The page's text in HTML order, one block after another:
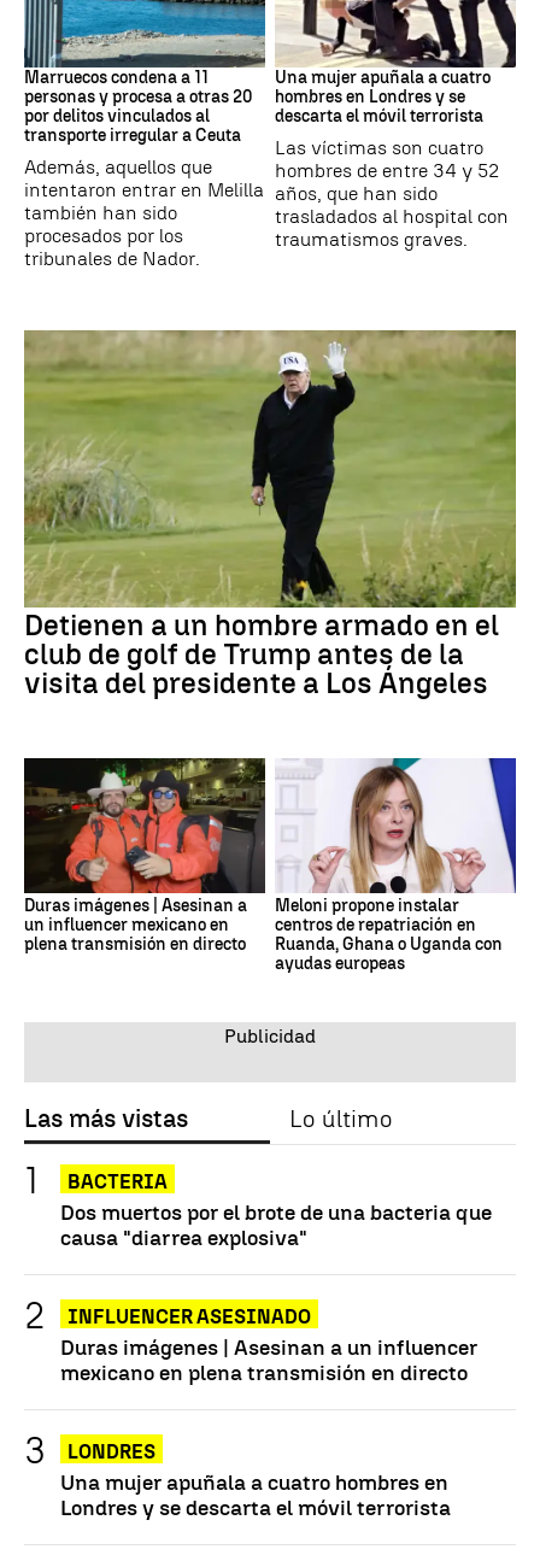
Marruecos
Marruecos condena a 11
personas y procesa a otras 20
por delitos vinculados al
transporte irregular a Ceuta
Además, aquellos que
intentaron entrar en Melilla
también han sido
procesados por los
tribunales de Nador.
Londres
Una mujer apuñala a cuatro
hombres en Londres y se
descarta el móvil terrorista
Las víctimas son cuatro
hombres de entre 34 y 52
años, que han sido
trasladados al hospital con
traumatismos graves.
Detienen a un hombre armado en el
club de golf de Trump antes de la
visita del presidente a Los Ángeles
Duras imágenes | Asesinan a
un influencer mexicano en
plena transmisión en directo
Meloni propone instalar
centros de repatriación en
Ruanda, Ghana o Uganda con
ayudas europeas
Las más vistas Lo último
BACTERIA
Dos muertos por el brote de una bacteria que
causa "diarrea explosiva"
INFLUENCER ASESINADO
Duras imágenes | Asesinan a un influencer
mexicano en plena transmisión en directo
LONDRES
Una mujer apuñala a cuatro hombres en
Londres y se descarta el móvil terrorista